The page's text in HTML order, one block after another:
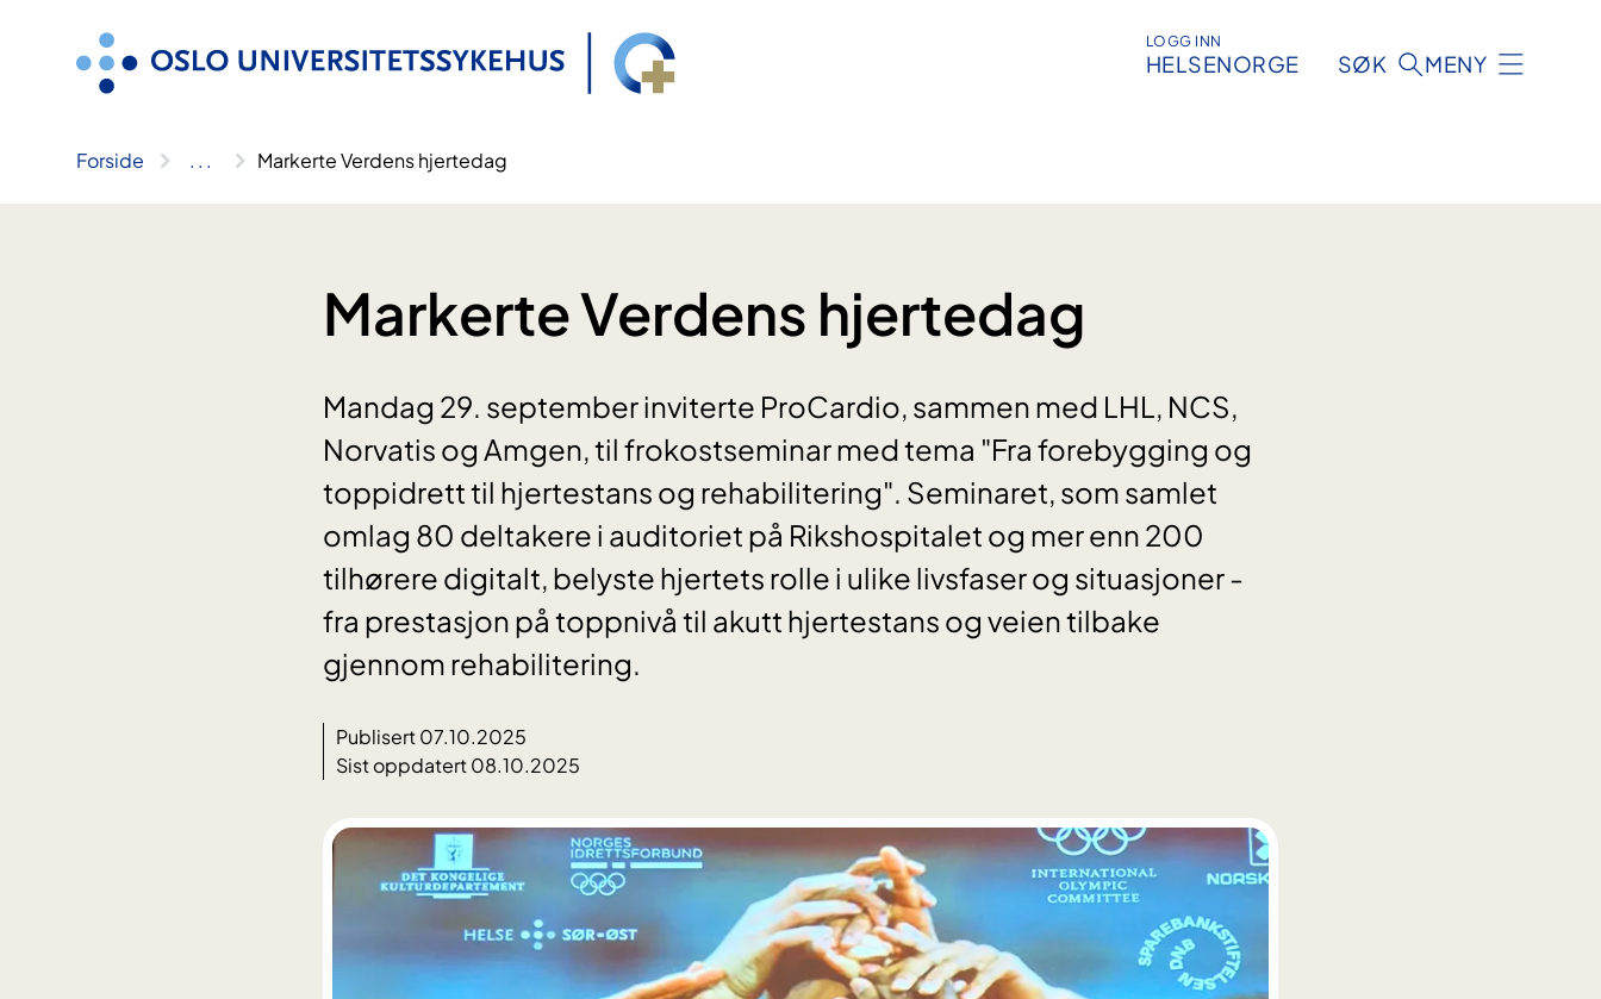
LOGG INN
HELSENORGE SØK MENY
Forside .. . Markerte Verdens hjertedag
Markerte Verdens hjertedag
Mandag 29. september inviterte ProCardio, sammen med LHL, NCS,
Norvatis og Amgen, til frokostseminar med tema "Fra forebygging og
toppidrett til hjertestans og rehabilitering". Seminaret, som samlet
omlag 80 deltakere i auditoriet på Rikshospitalet og mer enn 200
tilhørere digitalt, belyste hjertets rolle i ulike livsfaser og situasjoner -
fra prestasjon på toppnivå til akutt hjertestans og veien tilbake
gjennom rehabilitering.
Publisert 07.10.2025
Sist oppdatert 08.10.2025